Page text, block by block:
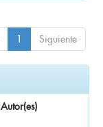
1 Siguiente
Autor(es)